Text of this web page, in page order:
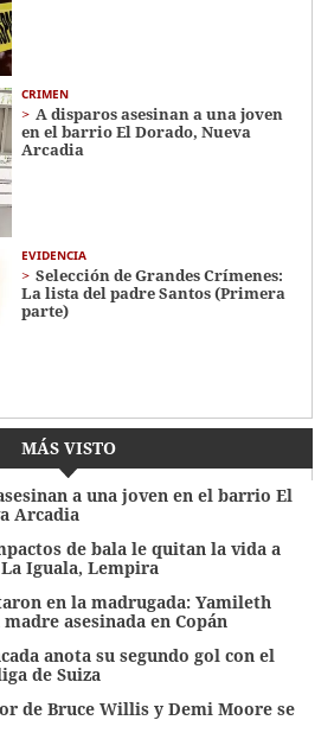
CRIMEN
A disparos asesinan a una joven
en el barrio El Dorado, Nueva
Arcadia
EVIDENCIA
Selección de Grandes Crímenes:
La lista del padre Santos (Primera
parte)
MÁS VISTO
a una joven en el barrio El
Arcadia
de bala le quitan la vida a
Iguala, Lempira
en la madrugada: Yamileth
asesinada en Copán
anota su segundo gol con el
de Suiza
de Bruce Willis y Demi Moore se